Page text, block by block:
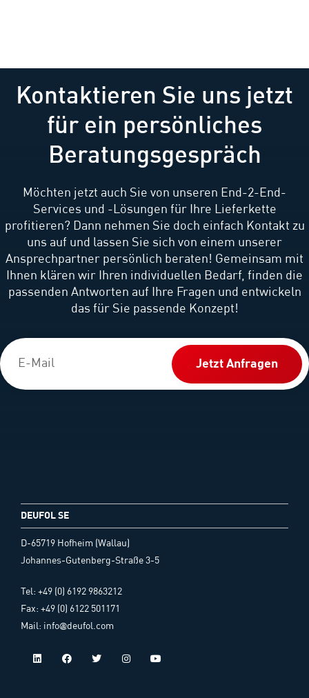
Kontaktieren Sie uns jetzt
für ein persönliches
Beratungsgespräch
Möchten jetzt auch Sie von unseren End-2-End-
Services und -Lösungen für Ihre Lieferkette
profitieren? Dann nehmen Sie doch einfach Kontakt zu
uns auf und lassen Sie sich von einem unserer
Ansprechpartner persönlich beraten! Gemeinsam mit
Ihnen klären wir Ihren individuellen Bedarf, finden die
passenden Antworten auf Ihre Fragen und entwickeln
das für Sie passende Konzept!
Jetzt Anfragen
DEUFOL SE
D-65719 Hofheim (Wallau)
Johannes-Gutenberg-Straße 3-5
Tel: +49 (0) 6192 9863212
Fax: +49 (0) 6122 501171
Mail: info@deufol.com